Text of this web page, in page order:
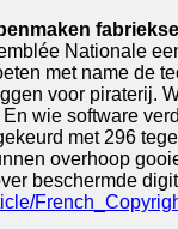
Nationale
met name de
voor piraterij.
wie software
met 296
overhoop
beschermde